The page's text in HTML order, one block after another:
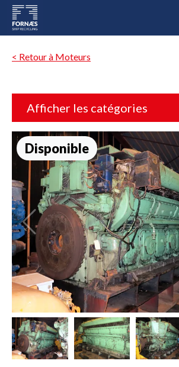
< Retour à Moteurs
Afficher les catégories
Disponible